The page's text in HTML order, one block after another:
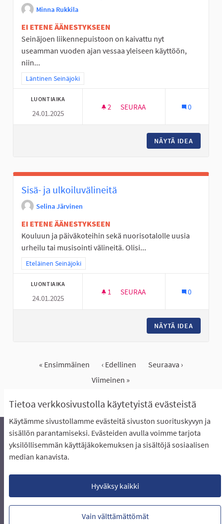
Tietoa verkkosivustolla käytetyistä evästeistä
Käytämme sivustollamme evästeitä sivuston suorituskyvyn ja
sisällön parantamiseksi. Evästeiden avulla voimme tarjota
yksilöllisemmän käyttäjäkokemuksen ja sisältöjä sosiaalisen
median kanavista.
Hyväksy kaikki
Vain välttämättömät
Minna Rukkila
EI ETENE ÄÄNESTYKSEEN
Seinäjoen liikennepuistoon on kaivattu nyt
useamman vuoden ajan vessaa yleiseen käyttöön,
niin...
Rajaa tulokset teeman mukaan: Läntinen Seinäjoki
Läntinen Seinäjoki
LUONTIAIKA
24.01.2025
2 2 SEURAAJAA
SEURAA 0
NÄYTÄ IDEA
Sisä- ja ulkoiluvälineitä
Selina Järvinen
EI ETENE ÄÄNESTYKSEEN
Kouluun ja päiväkoteihin sekä nuorisotalolle uusia
urheilu tai musisointi välineitä. Olisi...
Rajaa tulokset teeman mukaan: Eteläinen Seinäjoki
Eteläinen Seinäjoki
LUONTIAIKA
24.01.2025
1 1 SEURAAJA
SEURAA 0
NÄYTÄ IDEA
« Ensimmäinen ‹ Edellinen
Seuraava ›
Viimeinen »
Näytä kaikki peruutetut ideat
Äänestyksen pikaohjeet
Usein kysytyt kysymykset
Näin äänestät Asukasbudjetissa
Lataa avoimet datatiedostot
Evästeasetukset